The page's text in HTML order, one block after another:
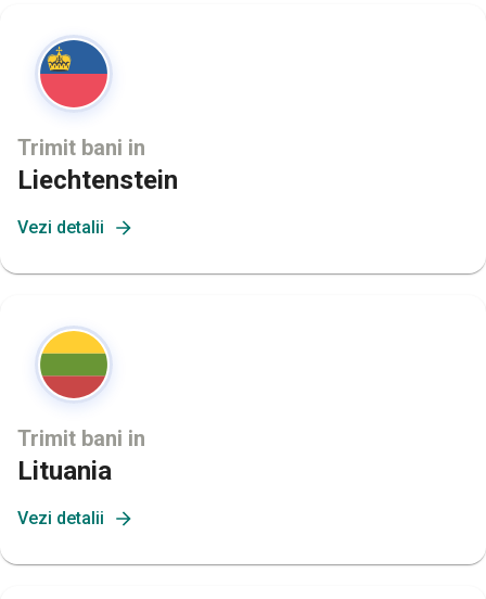
Trimit bani in
Liechtenstein
Vezi detalii
Trimit bani in
Lituania
Vezi detalii